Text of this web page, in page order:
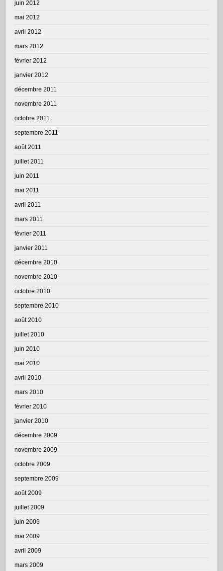
juin 2012
mai 2012
avril 2012
mars 2012
février 2012
janvier 2012
décembre 2011
novembre 2011
octobre 2011
septembre 2011
août 2011
juillet 2011
juin 2011
mai 2011
avril 2011
mars 2011
février 2011
janvier 2011
décembre 2010
novembre 2010
octobre 2010
septembre 2010
août 2010
juillet 2010
juin 2010
mai 2010
avril 2010
mars 2010
février 2010
janvier 2010
décembre 2009
novembre 2009
octobre 2009
septembre 2009
août 2009
juillet 2009
juin 2009
mai 2009
avril 2009
mars 2009